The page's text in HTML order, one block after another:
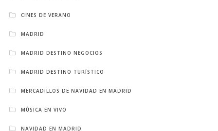
CINES DE VERANO
MADRID
MADRID DESTINO NEGOCIOS
MADRID DESTINO TURÍSTICO
MERCADILLOS DE NAVIDAD EN MADRID
MÚSICA EN VIVO
NAVIDAD EN MADRID